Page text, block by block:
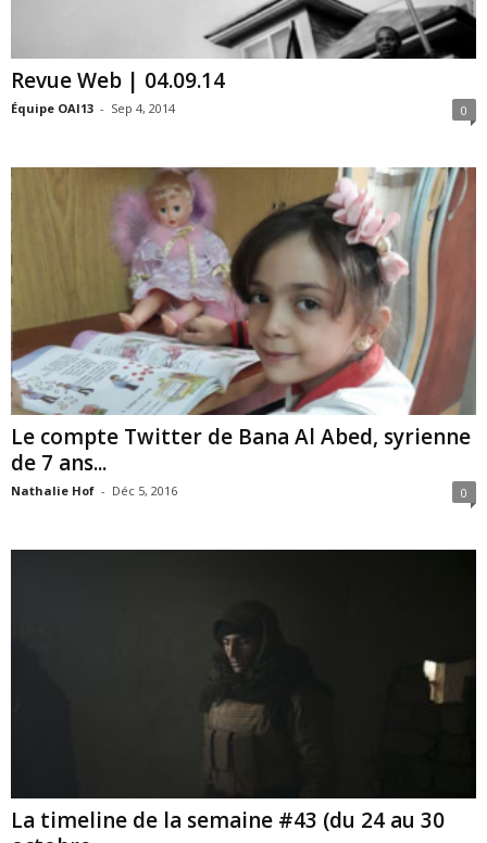
Revue Web | 04.09.14
Équipe OAI13 - Sep 4, 2014 0
Le compte Twitter de Bana Al Abed, syrienne
de 7 ans...
Nathalie Hof - Déc 5, 2016 0
La timeline de la semaine #43 (du 24 au 30